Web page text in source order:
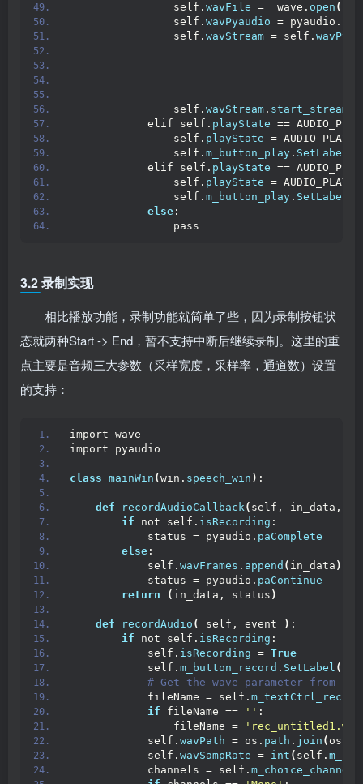
                self.
wavFile =  wave. open (
                self.
wavPyaudio = pyaudio.
                self.
wavStream = self.
                self.
wavStream . start_stream
            elif self.
playState ==
                self.
playState =
                self.
m_button_play . SetLabel
            elif self.
playState ==
                self.
playState =
                self.
m_button_play . SetLabel
else :
                pass
3.2 录制实现
相比播放功能，录制功能就简单了些，因为录制按钮状
态就两种Start -> End，暂不支持中断后继续录制。这里的重
点主要是音频三大参数（采样宽度，采样率，通道数）设置
的支持：
import wave
import pyaudio
class mainWin (win. speech_win ) :
def recordAudioCallback( self, in_data,
if not self. isRecording :
            status = pyaudio.
paComplete
else :
            self.
wavFrames . append ( in_data )
            status = pyaudio.
paContinue
return
( in_data, status )
def recordAudio ( self, event ) :
if not self. isRecording :
            self.
isRecording = True
            self.
m_button_record . SetLabel (
# Get the wave parameter from
            fileName = self.
if fileName == '' :
                fileName =
            self.
wavPath = os. path . join ( os.
            self.
wavSampRate = int ( self.
            channels = self.
m_choice_channels